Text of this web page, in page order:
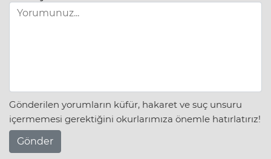
Gönderilen yorumların küfür, hakaret ve suç unsuru
içermemesi gerektiğini okurlarımıza önemle hatırlatırız!
Gönder